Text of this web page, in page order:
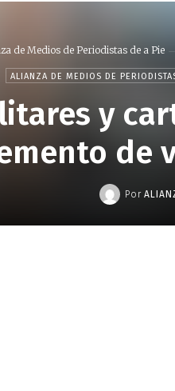
de Medios de Periodistas de a Pie
ALIANZA DE MEDIOS DE
y
de
Por